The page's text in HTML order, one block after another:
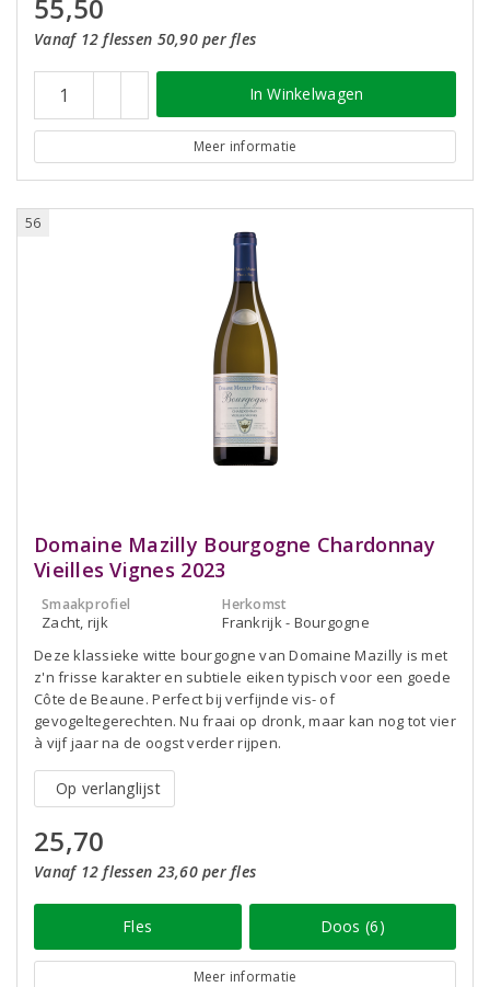
55,50
Vanaf 12 flessen 50,90 per fles
In Winkelwagen
Meer informatie
56
Domaine Mazilly Bourgogne Chardonnay
Vieilles Vignes 2023
Smaakprofiel
Zacht, rijk
Herkomst
Frankrijk - Bourgogne
Deze klassieke witte bourgogne van Domaine Mazilly is met
z'n frisse karakter en subtiele eiken typisch voor een goede
Côte de Beaune. Perfect bij verfijnde vis- of
gevogeltegerechten. Nu fraai op dronk, maar kan nog tot vier
à vijf jaar na de oogst verder rijpen.
Op verlanglijst
25,70
Vanaf 12 flessen 23,60 per fles
Fles Doos (6)
Meer informatie